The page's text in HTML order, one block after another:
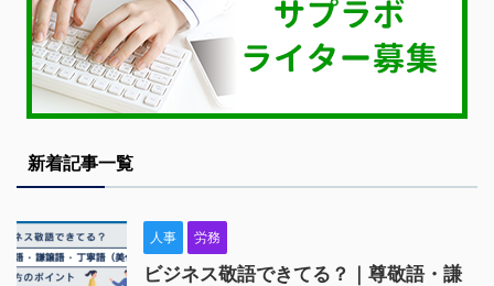
新着記事一覧
人事 労務
ビジネス敬語できてる？｜尊敬語・謙